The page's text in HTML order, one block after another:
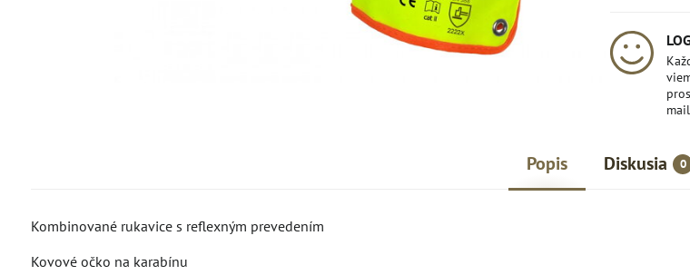
Popis Diskusia 0
Kombinované rukavice s reflexným prevedením
Kovové očko na karabínu